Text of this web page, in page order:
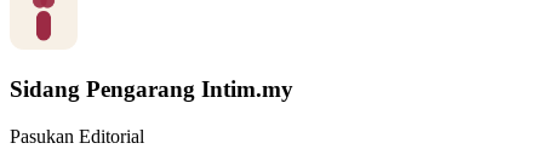
Sidang Pengarang Intim.my
Pasukan Editorial